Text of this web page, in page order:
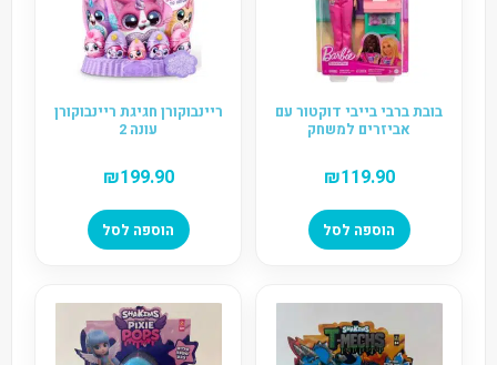
בובת ברבי בייבי דוקטור עם
אביזרים למשחק
₪119.90
הוספה לסל
ריינבוקורן חגיגת ריינבוקורן
עונה 2
₪199.90
הוספה לסל